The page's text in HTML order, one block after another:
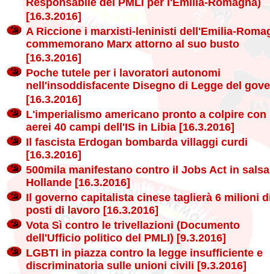
Responsabile del PMLI per l'Emilia-Romagna)
[16.3.2016]
A Riccione i marxisti-leninisti dell'Emilia-
commemorano Marx attorno al suo busto
[16.3.2016]
Poche tutele per i lavoratori autonomi
nell'insoddisfacente Disegno di Legge del
[16.3.2016]
L'imperialismo americano pronto a colpire con
aerei 40 campi dell'IS in Libia [16.3.2016]
Il fascista Erdogan bombarda villaggi curdi
[16.3.2016]
500mila manifestano contro il Jobs Act in salsa
Hollande [16.3.2016]
Il governo capitalista cinese taglierà 6 milioni
posti di lavoro [16.3.2016]
Vota Sì contro le trivellazioni (Documento
dell'Ufficio politico del PMLI) [9.3.2016]
LGBTI in piazza contro la legge insufficiente e
discriminatoria sulle unioni civili [9.3.2016]